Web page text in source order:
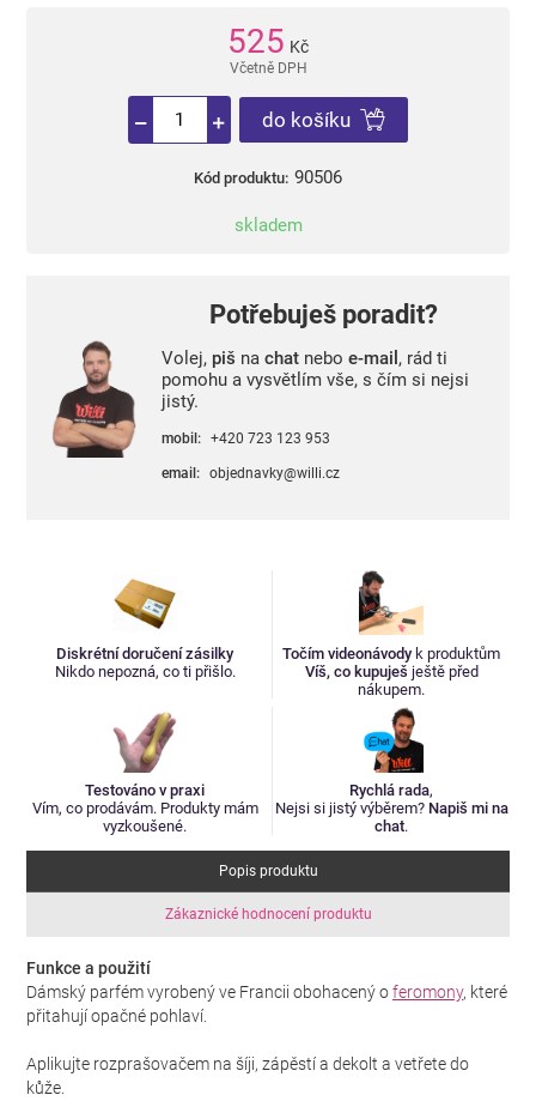
525 Kč
Včetně DPH
do košíku
Kód produktu: 90506
skladem
Potřebuješ poradit?
Volej, piš na chatnebo e-mail , rád ti
pomohu a vysvětlím vše, s čím si nejsi
jistý.
mobil: +420 723 123 953
email: objednavky@willi.cz
Diskrétní doručení zásilky
Nikdo nepozná, co ti přišlo.
Točím videonávody k produktům
Víš, co kupuješ ještě před
nákupem.
Testováno v praxi
Vím, co prodávám. Produkty mám
vyzkoušené.
Rychlá rada,
Nejsi si jistý výběrem? Napiš mi na
chat.
Popis produktu
Zákaznické hodnocení produktu
Funkce a použití
Dámský parfém vyrobený ve Francii obohacený oferomony, které
přitahují opačné pohlaví.
Aplikujte rozprašovačem na šíji, zápěstí a dekolt a vetřete do
kůže.